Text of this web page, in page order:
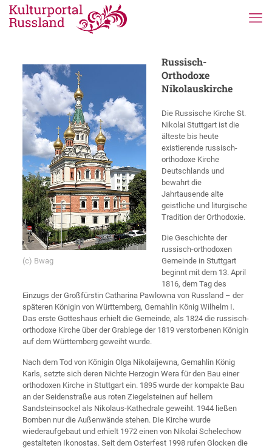
(c) Bwag
Russisch-
Orthodoxe
Nikolauskirche
Die Russische Kirche St.
Nikolai Stuttgart ist die
älteste bis heute
existierende russisch-
orthodoxe Kirche
Deutschlands und
bewahrt die
Jahrtausende alte
geistliche und liturgische
Tradition der Orthodoxie.
Die Geschichte der
russisch-orthodoxen
Gemeinde in Stuttgart
beginnt mit dem 13. April
1816, dem Tag des
Einzugs der Großfürstin Catharina Pawlowna von Russland – der
späteren Königin von Württemberg, Gemahlin König Wilhelm I.
Das erste Gotteshaus erhielt die Gemeinde, als 1824 die russisch-
orthodoxe Kirche über der Grablege der 1819 verstorbenen Königin
auf dem Württemberg geweiht wurde.
Nach dem Tod von Königin Olga Nikolaijewna, Gemahlin König
Karls, setzte sich deren Nichte Herzogin Wera für den Bau einer
orthodoxen Kirche in Stuttgart ein. 1895 wurde der kompakte Bau
an der Seidenstraße aus roten Ziegelsteinen auf hellem
Sandsteinsockel als Nikolaus-Kathedrale geweiht. 1944 ließen
Bomben nur die Außenwände stehen. Die Kirche wurde
wiederaufgebaut und erhielt 1972 einen von Nikolai Schelechow
gestalteten Ikonostas. Seit dem Osterfest 1998 rufen Glocken die